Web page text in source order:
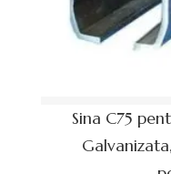
Sina C75